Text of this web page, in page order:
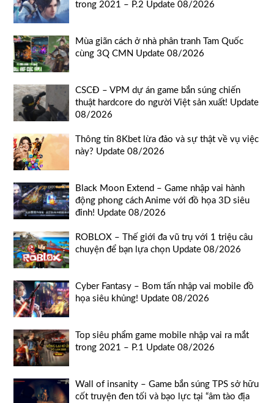
trong 2021 – P.2 Update 08/2026
Mùa giãn cách ở nhà phân tranh Tam Quốc
cùng 3Q CMN Update 08/2026
CSCĐ – VPM dự án game bắn súng chiến
thuật hardcore do người Việt sản xuất! Update
08/2026
Thông tin 8Kbet lừa đảo và sự thật về vụ việc
này? Update 08/2026
Black Moon Extend – Game nhập vai hành
động phong cách Anime với đồ họa 3D siêu
đỉnh! Update 08/2026
ROBLOX – Thế giới đa vũ trụ với 1 triệu câu
chuyện để bạn lựa chọn Update 08/2026
Cyber Fantasy – Bom tấn nhập vai mobile đồ
họa siêu khủng! Update 08/2026
Top siêu phẩm game mobile nhập vai ra mắt
trong 2021 – P.1 Update 08/2026
Wall of insanity – Game bắn súng TPS sở hữu
cốt truyện đen tối và bạo lực tại “âm tào địa